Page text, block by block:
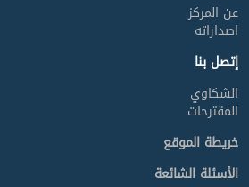
عن المركز
اصداراته
إتصل بنا
الشكاوي
المقترحات
خريطة الموقع
الأسئلة الشائعة